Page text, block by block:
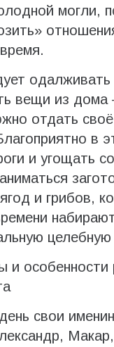
могли,
одалживать
вещи из
отдать
в
и угощать
и грибов,
целебную
и
свои
Макар,